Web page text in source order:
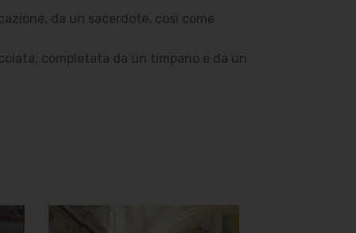
da un sacerdote, così come
completata da un timpano e da un